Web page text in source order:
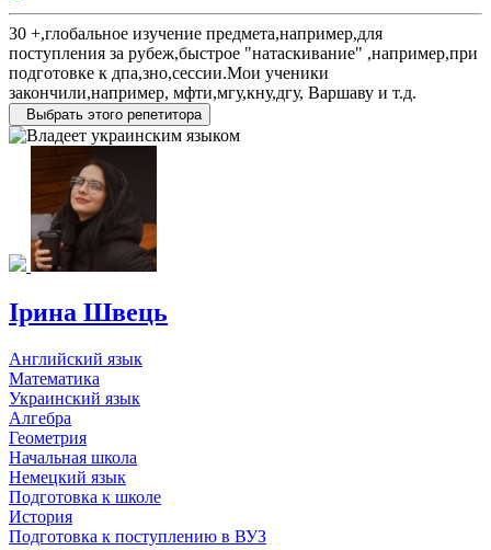
30 +,глобальное изучение предмета,например,для
поступления за рубеж,быстрое "натаскивание" ,например,при
подготовке к дпа,зно,сессии.Мои ученики
закончили,например, мфти,мгу,кну,дгу, Варшаву и т.д.
Выбрать этого репетитора
Ірина Швець
Английский язык
Математика
Украинский язык
Алгебра
Геометрия
Начальная школа
Немецкий язык
Подготовка к школе
История
Подготовка к поступлению в ВУЗ